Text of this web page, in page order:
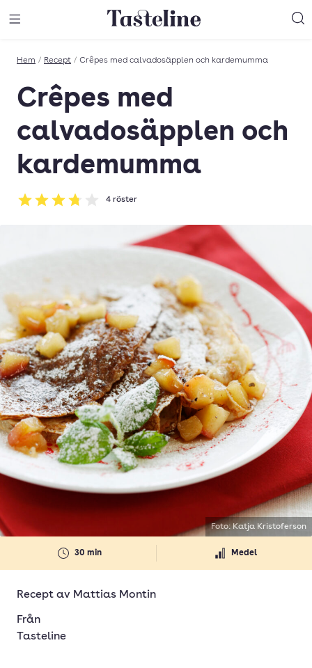
Till Tastelines startsida
Hem / Recept / Crêpes med calvadosäpplen och kardemumma
Crêpes med
calvadosäpplen och
kardemumma
Betyg: 3.75 av 5
4 röster
30 min Medel
Recept av Mattias Montin
Från
Tasteline
Foto: Katja Kristoferson